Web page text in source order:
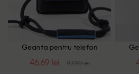
Geanta pentru telefon
46.69 lei 93.90 lei